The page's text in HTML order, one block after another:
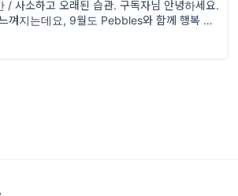
/ 사소하고 오래된 습관. 구독자님 안녕하세요.
껴지는데요, 9월도 Pebbles와 함께 행복 가득